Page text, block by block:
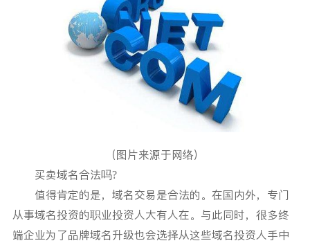
（图片来源于网络）
买卖域名合法吗?
值得肯定的是，域名交易是合法的。在国内外，专门
从事域名投资的职业投资人大有人在。与此同时，很多终
端企业为了品牌域名升级也会选择从这些域名投资人手中